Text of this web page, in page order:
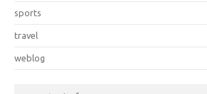
sports
travel
weblog